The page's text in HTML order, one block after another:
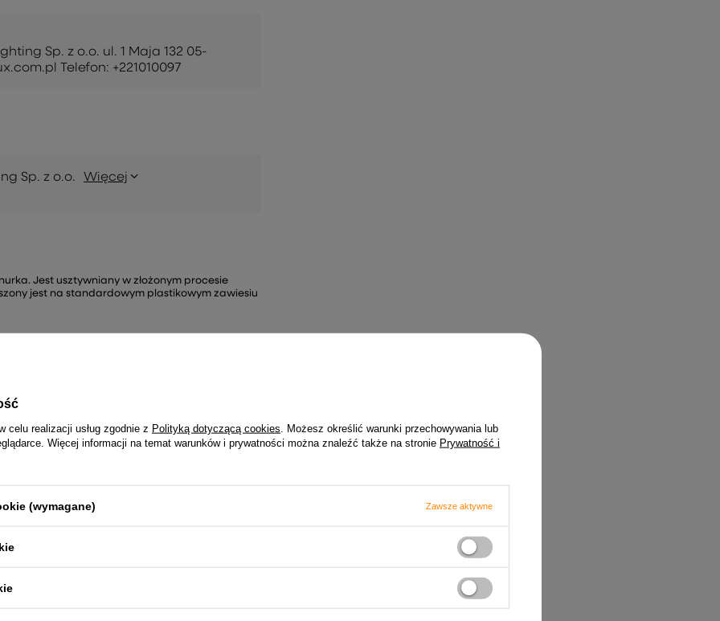
Sp. z o.o. ul. 1 Maja 132 05-
Telefon: +221010097
Sp. z o.o. Więcej
Jest usztywniany w złożonym procesie
jest na standardowym plastikowym zawiesiu
Zadaj pytanie
celu realizacji usług zgodnie z Polityką dotyczącą cookies . Możesz określić warunki przechowywania lub
Więcej informacji na temat warunków i prywatności można znaleźć także na stronie Prywatność i
(wymagane) Zawsze aktywne